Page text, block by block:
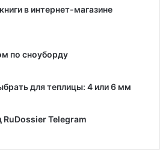
в интернет-магазине
по сноуборду
для теплицы: 4 или 6 мм
RuDossier Telegram